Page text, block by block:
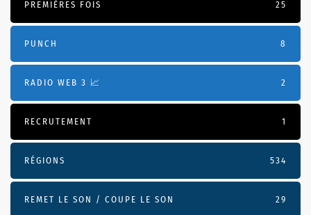
PREMIÈRES FOIS 25
PUNCH 8
RADIO WEB 3 📈 2
RECRUTEMENT 1
RÉGIONS 534
REMET LE SON / COUPE LE SON 29